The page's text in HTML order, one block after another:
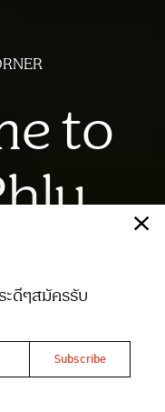
to
พงศ์
4914
ะดีๆสมัครรับ